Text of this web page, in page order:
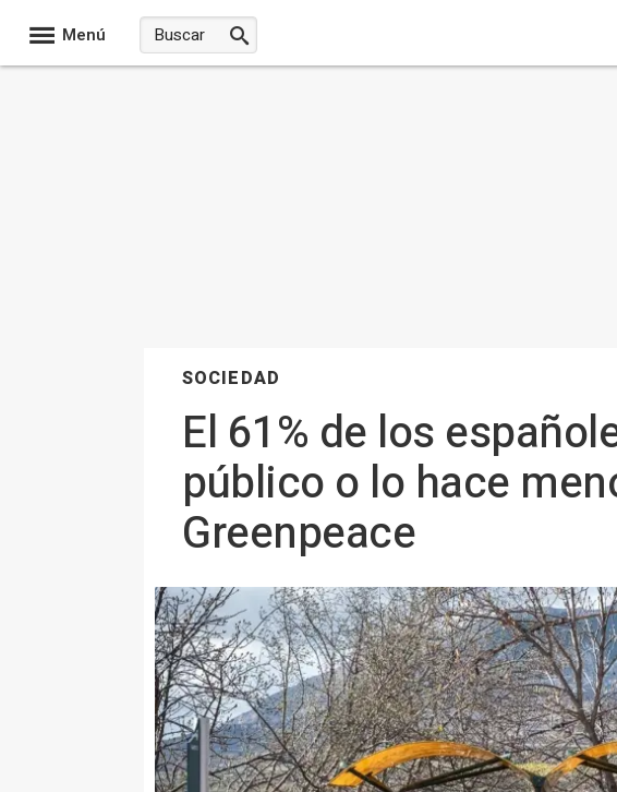
Menú
SOCIEDAD
El 61% de los
público o lo hace
Greenpeace